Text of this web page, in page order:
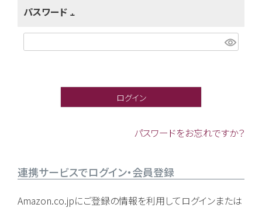
パスワード
(
ログイン
パスワードをお忘れですか？
連携サービスでログイン・会員登録
Amazon.co.jpにご登録の情報を利用してログインまたは